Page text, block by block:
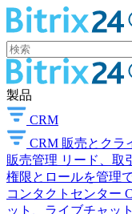
製品
CRM
CRM 販売とクラ
販売管理 リード、取
権限とロールを管理
コンタクトセンター
ット、ライブチャッ